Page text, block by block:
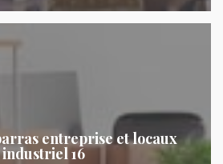
entreprise et locaux
industriel 16